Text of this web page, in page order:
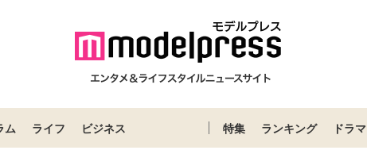
ム ライフ ビジネス 特集 ランキング ドラマ